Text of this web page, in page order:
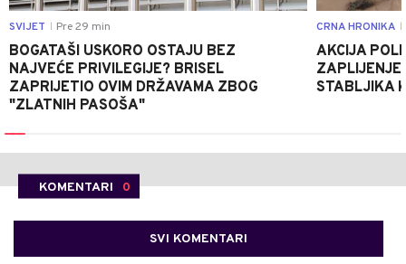
SVIJET Pre 29 min
BOGATAŠI USKORO OSTAJU BEZ
NAJVEĆE PRIVILEGIJE? BRISEL
ZAPRIJETIO OVIM DRŽAVAMA ZBOG
"ZLATNIH PASOŠA"
CRNA HRONIKA
AKCIJA
STABLJIKA
KOMENTARI 0
SVI KOMENTARI